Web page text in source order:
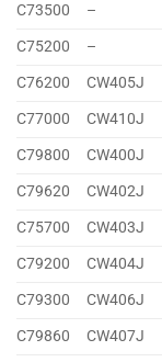
C73500
–
C75200
–
C76200
CW405J
C77000
CW410J
C79800
CW400J
C79620
CW402J
C75700
CW403J
C79200
CW404J
C79300
CW406J
C79860
CW407J